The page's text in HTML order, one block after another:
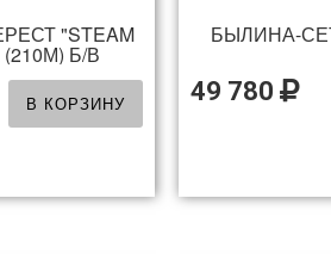
"STEAM
(210М) Б/В
В КОРЗИНУ
БЫЛИНА-
49 780